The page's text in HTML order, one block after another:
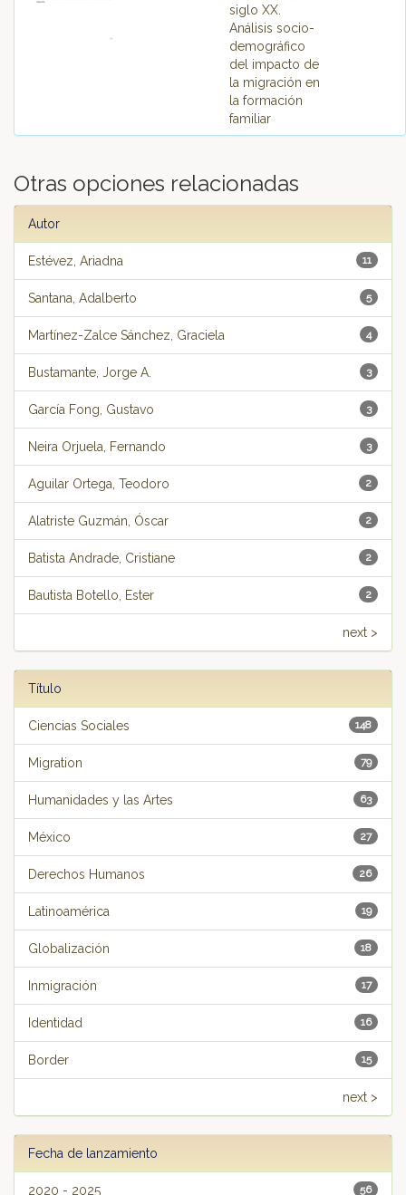
siglo XX.
Análisis socio-
demográfico
del impacto de
la migración en
la formación
familiar
Otras opciones relacionadas
Autor
11
Estévez, Ariadna
5
Santana, Adalberto
4
Martínez-Zalce Sánchez, Graciela
3
Bustamante, Jorge A.
3
García Fong, Gustavo
3
Neira Orjuela, Fernando
2
Aguilar Ortega, Teodoro
2
Alatriste Guzmán, Óscar
2
Batista Andrade, Cristiane
2
Bautista Botello, Ester
next >
Título
148
Ciencias Sociales
79
Migration
63
Humanidades y las Artes
27
México
26
Derechos Humanos
19
Latinoamérica
18
Globalización
17
Inmigración
16
Identidad
15
Border
next >
Fecha de lanzamiento
56
2020 - 2025